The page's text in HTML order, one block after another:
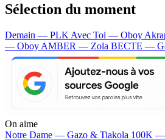
Sélection du moment
Demain — PLK Avec Toi — Oboy
— Oboy AMBER — Zola BECTE —
On aime
Notre Dame — Gazo & Tiakola 100K —